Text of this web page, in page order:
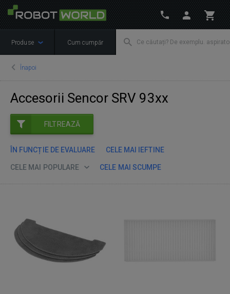
Produse Cum cumpăr
Înapoi
Accesorii Sencor SRV 93xx
FILTREAZĂ
ÎN FUNCȚIE DE EVALUARE CELE MAI IEFTINE
CELE MAI POPULARE CELE MAI SCUMPE